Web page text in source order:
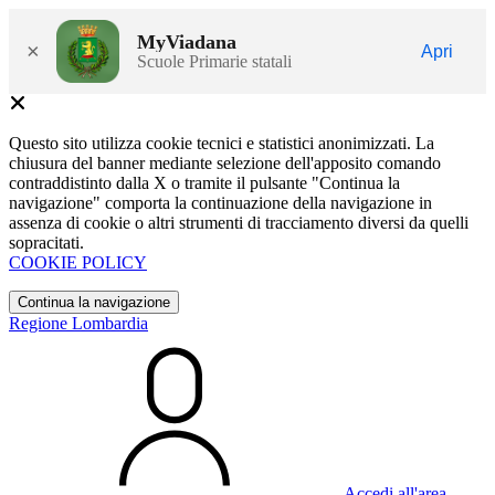
× MyViadana
Scuole Primarie statali
Apri
Questo sito utilizza cookie tecnici e statistici anonimizzati. La
chiusura del banner mediante selezione dell'apposito comando
contraddistinto dalla X o tramite il pulsante "Continua la
navigazione" comporta la continuazione della navigazione in
assenza di cookie o altri strumenti di tracciamento diversi da quelli
sopracitati.
COOKIE POLICY
Continua la navigazione
Regione Lombardia